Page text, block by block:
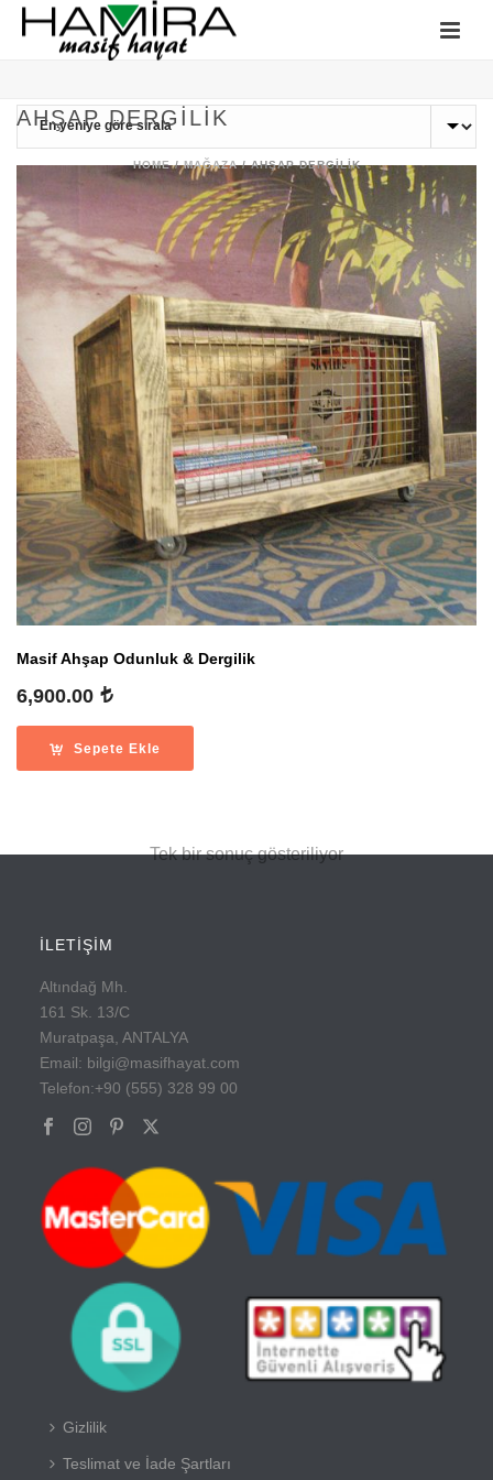
AHŞAP DERGILIK
HOME/MAĞAZA/AHŞAP DERGILIK
Masif Ahşap Odunluk & Dergilik
6,900.00
Sepete Ekle
Tek bir sonuç gösteriliyor
İLETİŞİM
Altındağ Mh.
161 Sk. 13/C
Muratpaşa, ANTALYA
Email: bilgi@masifhayat.com
Telefon:+90 (555) 328 99 00
Gizlilik
Teslimat ve İade Şartları